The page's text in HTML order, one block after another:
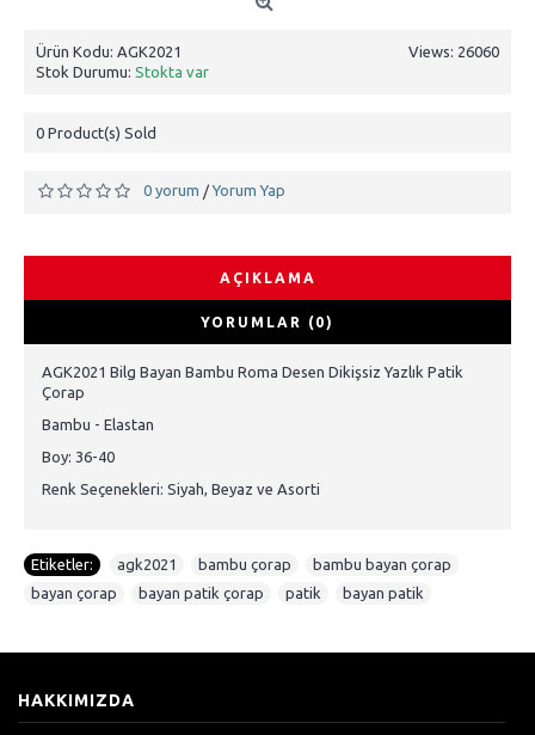
Views: 26060
Ürün Kodu: AGK2021
Stok Durumu: Stokta var
0 Product(s) Sold
0 yorum /Yorum Yap
AÇIKLAMA
YORUMLAR (0)
AGK2021 Bilg Bayan Bambu Roma Desen Dikişsiz Yazlık Patik
Çorap
Bambu - Elastan
Boy: 36-40
Renk Seçenekleri: Siyah, Beyaz ve Asorti
Etiketler: agk2021 bambu çorap bambu bayan çorap
bayan çorap
bayan patik çorap patik bayan patik
HAKKIMIZDA